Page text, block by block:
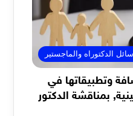
الدكتوراه والماجستير
وتطبيقاتها في
بمناقشة الدكتور